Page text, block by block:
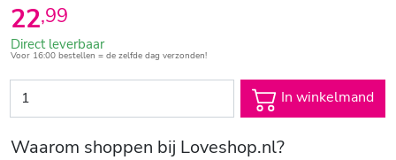
22,99
Direct leverbaar
Voor 16:00 bestellen = de zelfde dag verzonden!
In winkelmand
Waarom shoppen bij Loveshop.nl?